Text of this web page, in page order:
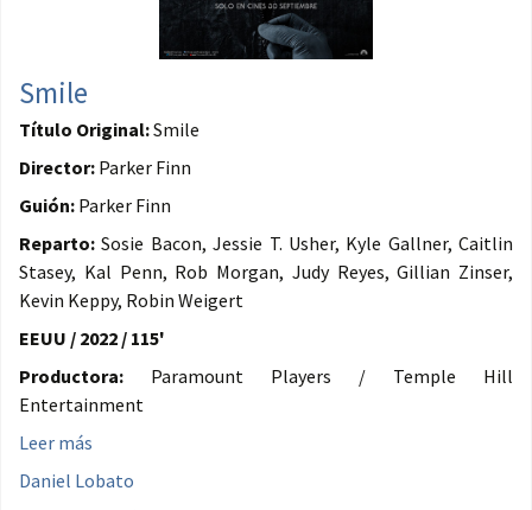
Smile
Título Original:Smile
Director: Parker Finn
Guión: Parker Finn
Reparto: Sosie Bacon, Jessie T. Usher, Kyle Gallner, Caitlin
Stasey, Kal Penn, Rob Morgan, Judy Reyes, Gillian Zinser,
Kevin Keppy, Robin Weigert
EEUU / 2022 / 115'
Productora: Paramount Players / Temple Hill
Entertainment
Leer más
Daniel Lobato